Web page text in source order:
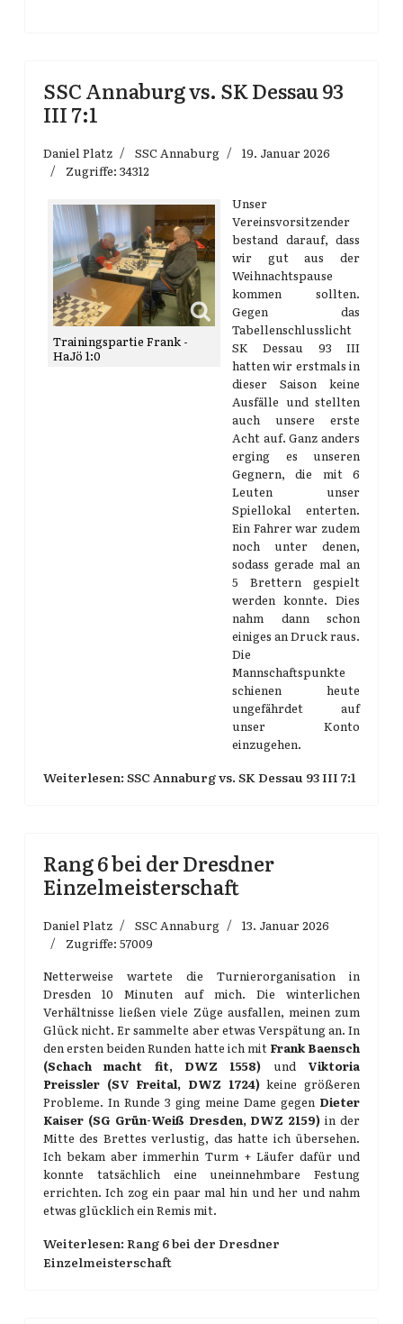
SSC Annaburg vs. SK Dessau 93
III 7:1
Daniel Platz SSC Annaburg
19. Januar 2026
Zugriffe: 34312
Trainingspartie Frank -
HaJö 1:0
Unser
Vereinsvorsitzender
bestand darauf, dass
wir gut aus der
Weihnachtspause
kommen sollten.
Gegen das
Tabellenschlusslicht
SK Dessau 93 III
hatten wir erstmals in
dieser Saison keine
Ausfälle und stellten
auch unsere erste
Acht auf. Ganz anders
erging es unseren
Gegnern, die mit 6
Leuten unser
Spiellokal enterten.
Ein Fahrer war zudem
noch unter denen,
sodass gerade mal an
5 Brettern gespielt
werden konnte. Dies
nahm dann schon
einiges an Druck raus.
Die
Mannschaftspunkte
schienen heute
ungefährdet auf
unser Konto
einzugehen.
Weiterlesen: SSC Annaburg vs. SK Dessau 93 III 7:1
Rang 6 bei der Dresdner
Einzelmeisterschaft
Daniel Platz SSC Annaburg
13. Januar 2026
Zugriffe: 57009
Netterweise wartete die Turnierorganisation in
Dresden 10 Minuten auf mich. Die winterlichen
Verhältnisse ließen viele Züge ausfallen, meinen zum
Glück nicht. Er sammelte aber etwas Verspätung an. In
den ersten beiden Runden hatte ich mit Frank Baensch
(Schach macht fit, DWZ 1558) und Viktoria
Preissler (SV Freital, DWZ 1724)keine größeren
Probleme. In Runde 3 ging meine Dame gegen Dieter
Kaiser (SG Grün-Weiß Dresden, DWZ 2159) in der
Mitte des Brettes verlustig, das hatte ich übersehen.
Ich bekam aber immerhin Turm + Läufer dafür und
konnte tatsächlich eine uneinnehmbare Festung
errichten. Ich zog ein paar mal hin und her und nahm
etwas glücklich ein Remis mit.
Weiterlesen: Rang 6 bei der Dresdner
Einzelmeisterschaft